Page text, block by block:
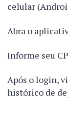
celular
Abra o
Informe seu
Após o login,
histórico de